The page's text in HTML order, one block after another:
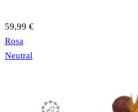
59,99 €
Rosa
Neutral